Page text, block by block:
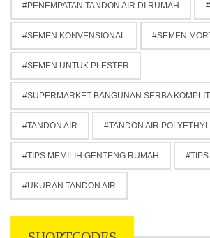
PENEMPATAN TANDON AIR DI RUMAH
SEMEN KONVENSIONAL SEMEN
SEMEN UNTUK PLESTER
SUPERMARKET BANGUNAN SERBA KOMPLIT
TANDON AIR TANDON AIR
TIPS MEMILIH GENTENG RUMAH
UKURAN TANDON AIR